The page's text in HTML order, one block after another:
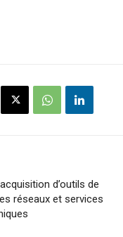
d’outils de
réseaux et services